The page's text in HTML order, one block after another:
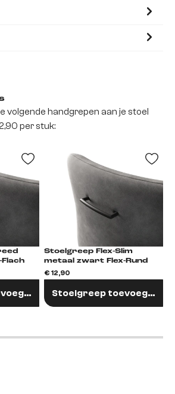
volgende handgrepen aan je stoel
per stuk:
Flex-Flach
Stoelgreep Flex-Slim
metaal zwart Flex-Rund
€ 12,90
Stoelgreep toevoegen